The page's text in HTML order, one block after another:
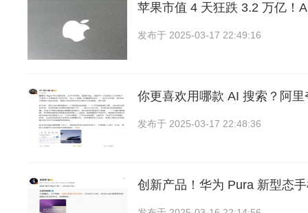
苹果市值 4 天狂跌 3.2 万亿！
发布于 2025-03-17 22:49:16
你更喜欢用哪款 AI 搜索？阿
发布于 2025-03-17 22:48:36
创新产品！华为 Pura 新型态